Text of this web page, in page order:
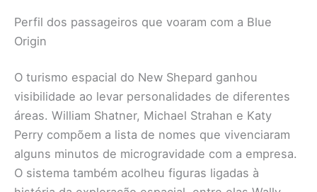
Perfil dos passageiros que voaram com a Blue
Origin
O turismo espacial do New Shepard ganhou
visibilidade ao levar personalidades de diferentes
áreas. William Shatner, Michael Strahan e Katy
Perry compõem a lista de nomes que vivenciaram
alguns minutos de microgravidade com a empresa.
O sistema também acolheu figuras ligadas à